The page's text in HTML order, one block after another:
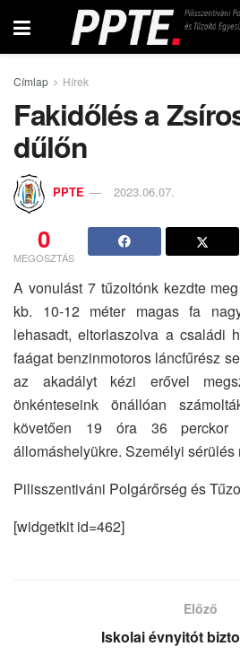
Címlap Hírek
Fakidőlés a
dűlőn
PPTE 2023.06.07.
0
MEGOSZTÁS
A vonulást 7 tűzoltónk kezdte
kb. 10-12 méter magas fa
lehasadt, eltorlaszolva a családi
faágat benzinmotoros láncfűrész
az akadályt kézi erővel
önkénteseink önállóan
követően 19 óra 36 perckor
állomáshelyükre. Személyi sérülés
Pilisszentiváni Polgárőrség és
[widgetkit id=462]
Előző
Iskolai évnyitót